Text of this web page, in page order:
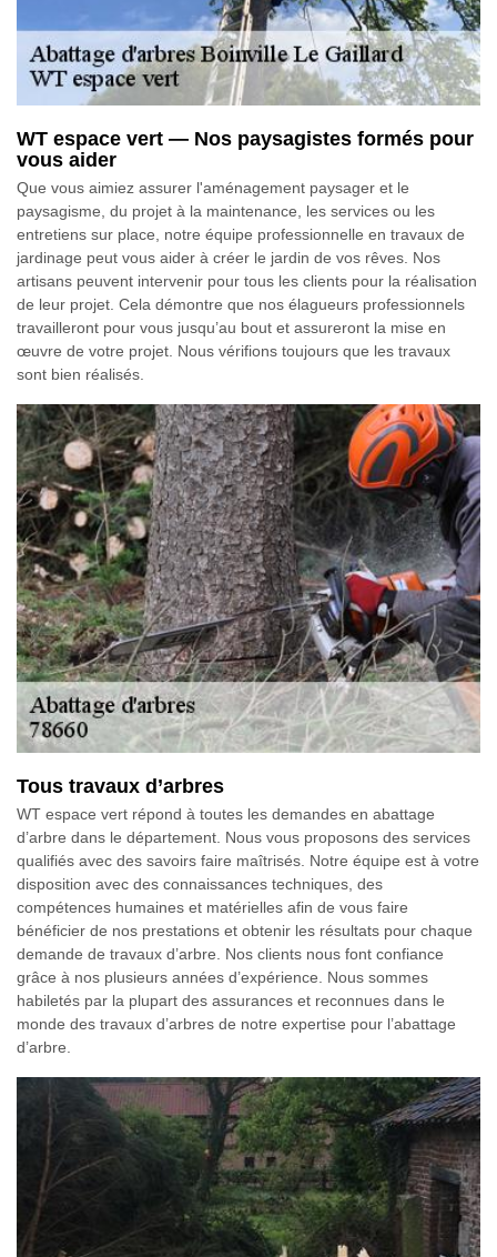
WT espace vert — Nos paysagistes formés pour
vous aider
Que vous aimiez assurer l'aménagement paysager et le
paysagisme, du projet à la maintenance, les services ou les
entretiens sur place, notre équipe professionnelle en travaux de
jardinage peut vous aider à créer le jardin de vos rêves. Nos
artisans peuvent intervenir pour tous les clients pour la réalisation
de leur projet. Cela démontre que nos élagueurs professionnels
travailleront pour vous jusqu’au bout et assureront la mise en
œuvre de votre projet. Nous vérifions toujours que les travaux
sont bien réalisés.
Tous travaux d’arbres
WT espace vert répond à toutes les demandes en abattage
d’arbre dans le département. Nous vous proposons des services
qualifiés avec des savoirs faire maîtrisés. Notre équipe est à votre
disposition avec des connaissances techniques, des
compétences humaines et matérielles afin de vous faire
bénéficier de nos prestations et obtenir les résultats pour chaque
demande de travaux d’arbre. Nos clients nous font confiance
grâce à nos plusieurs années d’expérience. Nous sommes
habiletés par la plupart des assurances et reconnues dans le
monde des travaux d’arbres de notre expertise pour l’abattage
d’arbre.